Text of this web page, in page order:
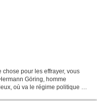
chose pour les effrayer, vous
Göring, homme
où va le régime politique de